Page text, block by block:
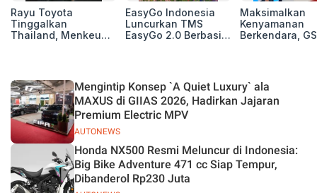
Rayu Toyota
Tinggalkan
Thailand, Menkeu
Basis Produksi
ASEAN
EasyGo Indonesia
Luncurkan TMS
EasyGo 2.0 Berbasis
Maksimalkan
Kenyamanan
Berkendara,
2026
AUTONEWS
Mengintip Konsep `A Quiet Luxury` ala
MAXUS di GIIAS 2026, Hadirkan Jajaran
Premium Electric MPV
Honda NX500 Resmi Meluncur di Indonesia:
Big Bike Adventure 471 cc Siap Tempur,
Dibanderol Rp230 Juta